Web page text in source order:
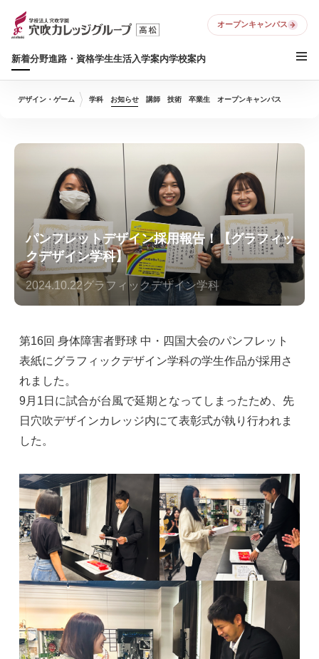
新着分野進路・資格学生生活入学案内学校案内
オープンキャンパス
デザイン・ゲーム 学科 お知らせ 講師 技術 卒業生 オープンキャンパス
パンフレットデザイン採用報告！【グラフィッ
クデザイン学科】
2024.10.22グラフィックデザイン学科
第16回 身体障害者野球 中・四国大会のパンフレット
表紙にグラフィックデザイン学科の学生作品が採用さ
れました。
9月1日に試合が台風で延期となってしまったため、先
日穴吹デザインカレッジ内にて表彰式が執り行われま
した。